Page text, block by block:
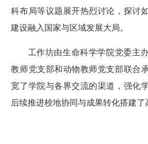
科布局等议题展开热烈讨论， 探讨
建设融入国家与区域发展大局。
工作坊由生命科学学院党委主办
教师党支部和动物教师党支部联合
宽了学院与各界交流的渠道，强化
后续推进校地协同与成果转化搭建了